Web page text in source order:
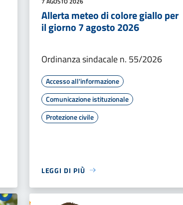
Allerta meteo di colore giallo per
il giorno 7 agosto 2026
Ordinanza sindacale n. 55/2026
Accesso all'informazione
Comunicazione istituzionale
Protezione civile
LEGGI DI PIÙ